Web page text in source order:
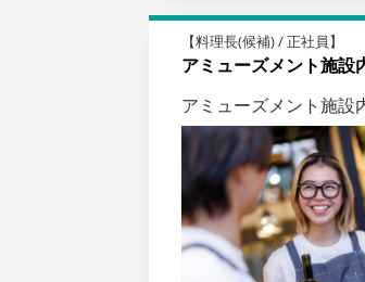
【料理長(候補) / 正社員】
アミューズメント施設
アミューズメント施設